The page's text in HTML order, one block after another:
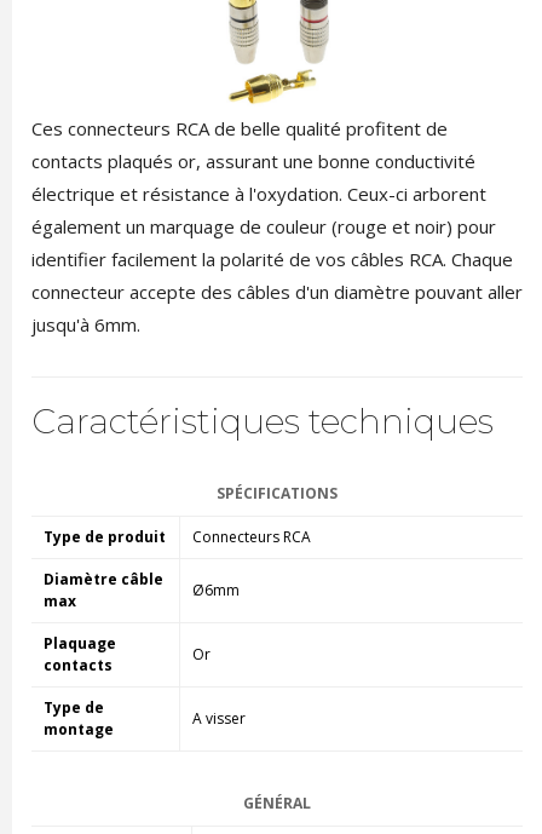
Ces connecteurs RCA de belle qualité profitent de
contacts plaqués or, assurant une bonne conductivité
électrique et résistance à l'oxydation. Ceux-ci arborent
également un marquage de couleur (rouge et noir) pour
identifier facilement la polarité de vos câbles RCA. Chaque
connecteur accepte des câbles d'un diamètre pouvant aller
jusqu'à 6mm.
Caractéristiques techniques
SPÉCIFICATIONS
Type de produit Connecteurs RCA
Diamètre câble
max
Ø6mm
Plaquage
contacts
Or
Type de
montage
A visser
GÉNÉRAL